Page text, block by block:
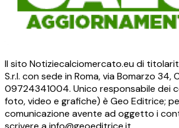
Il sito Notiziecalciomercato.eu di
S.r.l. con sede in Roma, via Bomarzo 34,
09724341004. Unico responsabile dei
foto, video e grafiche) è Geo Editrice;
comunicazione avente ad oggetto i